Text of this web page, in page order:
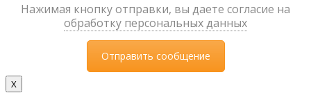
Нажимая кнопку отправки, вы даете согласие на
обработку персональных данных
X